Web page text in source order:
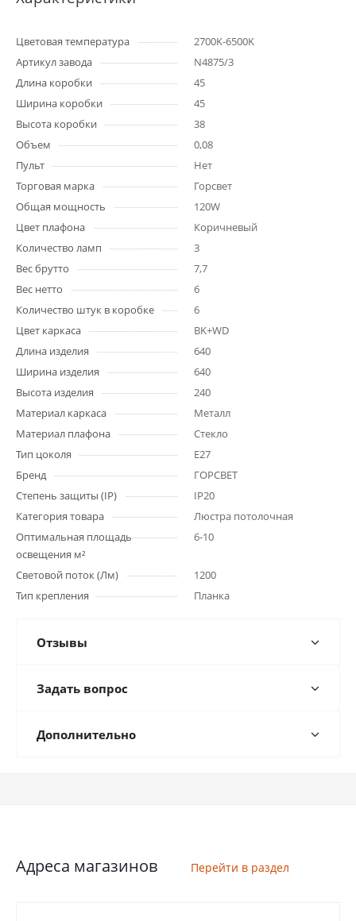
Цветовая температура
2700K-6500K
Артикул завода
N4875/3
Длина коробки
45
Ширина коробки
45
Высота коробки
38
Объем
0,08
Пульт
Нет
Торговая марка
Горсвет
Общая мощность
120W
Цвет плафона
Коричневый
Количество ламп
3
Вес брутто
7,7
Вес нетто
6
Количество штук в коробке
6
Цвет каркаса
BK+WD
Длина изделия
640
Ширина изделия
640
Высота изделия
240
Материал каркаса
Металл
Материал плафона
Стекло
Тип цоколя
E27
Бренд
ГОРСВЕТ
Степень защиты (IP)
IP20
Категория товара
Люстра потолочная
Оптимальная площадь
освещения м²
6-10
Световой поток (Лм)
1200
Тип крепления
Планка
Отзывы
Задать вопрос
Дополнительно
Адреса магазинов Перейти в раздел